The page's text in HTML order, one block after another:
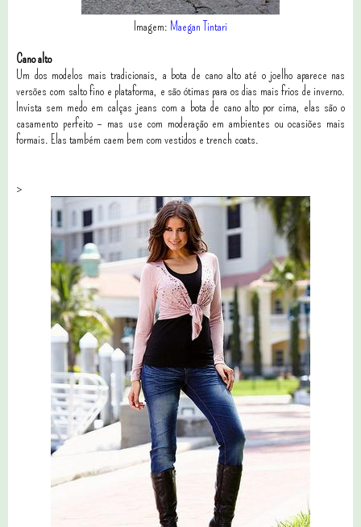
Imagem: Maegan Tintari
Cano alto
Um dos modelos mais tradicionais, a bota de cano alto até o joelho aparece nas
versões com salto fino e plataforma, e são ótimas para os dias mais frios de inverno.
Invista sem medo em calças jeans com a bota de cano alto por cima, elas são o
casamento perfeito – mas use com moderação em ambientes ou ocasiões mais
formais. Elas também caem bem com vestidos e trench coats.
>